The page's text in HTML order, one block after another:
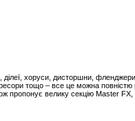
ділеї, хоруси, дисторшни,
тощо – все це можна повністю
пропонує велику секцію Master FX,